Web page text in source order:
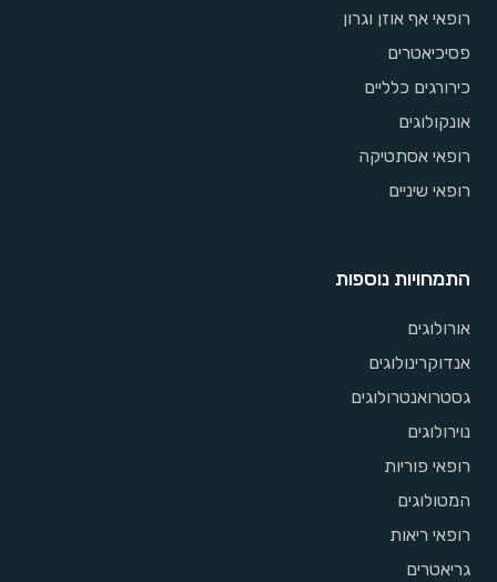
רופאי אף אוזן וגרון
פסיכיאטרים
כירורגים כלליים
אונקולוגים
רופאי אסתטיקה
רופאי שיניים
התמחויות נוספות
אורולוגים
אנדוקרינולוגים
גסטרואנטרולוגים
נוירולוגים
רופאי פוריות
המטולוגים
רופאי ריאות
גריאטרים